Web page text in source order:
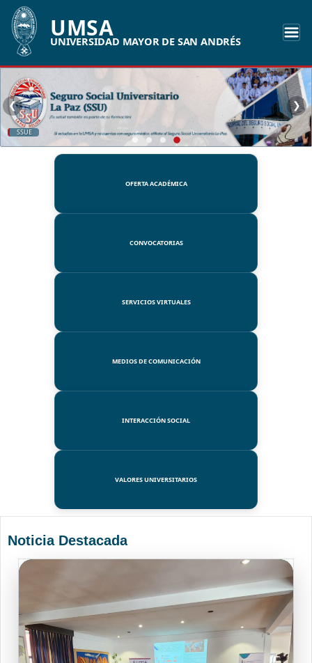
UMSA
UNIVERSIDAD MAYOR DE SAN ANDRÉS
SSUE
❮ ❯
OFERTA ACADÉMICA
CONVOCATORIAS
SERVICIOS VIRTUALES
MEDIOS DE COMUNICACIÓN
INTERACCIÓN SOCIAL
VALORES UNIVERSITARIOS
Noticia Destacada